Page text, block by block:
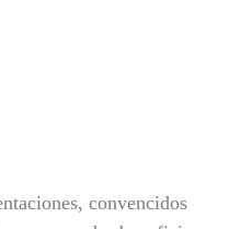
convencidos